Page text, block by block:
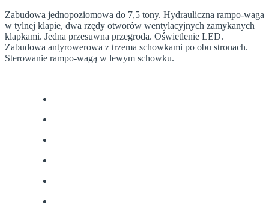
Zabudowa jednopoziomowa do 7,5 tony. Hydrauliczna rampo-waga
w tylnej klapie, dwa rzędy otworów wentylacyjnych zamykanych
klapkami. Jedna przesuwna przegroda. Oświetlenie LED.
Zabudowa antyrowerowa z trzema schowkami po obu stronach.
Sterowanie rampo-wagą w lewym schowku.